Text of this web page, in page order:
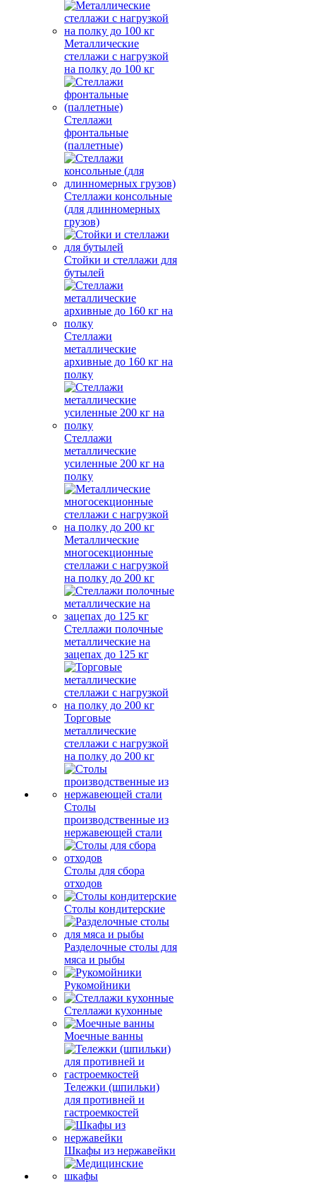
Металлические
стеллажи с нагрузкой
на полку до 100 кг
Стеллажи
фронтальные
(паллетные)
Стеллажи консольные
(для длинномерных
грузов)
Стойки и стеллажи для
бутылей
Стеллажи
металлические
архивные до 160 кг на
полку
Стеллажи
металлические
усиленные 200 кг на
полку
Металлические
многосекционные
стеллажи с нагрузкой
на полку до 200 кг
Стеллажи полочные
металлические на
зацепах до 125 кг
Торговые
металлические
стеллажи с нагрузкой
на полку до 200 кг
Столы
производственные из
нержавеющей стали
Столы для сбора
отходов
Столы кондитерские
Разделочные столы для
мяса и рыбы
Рукомойники
Стеллажи кухонные
Моечные ванны
Тележки (шпильки)
для противней и
гастроемкостей
Шкафы из нержавейки